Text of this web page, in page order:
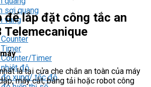
sợi quang
vùng
Timer
độ
xung/ tốc độ
để lắp đặt công tắc an
Telemecanique
là tại cửa che chắn an toàn của máy
máy cắt, băng tải hoặc robot công